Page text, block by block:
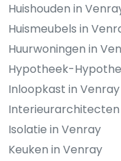
Huishouden in
Huismeubels in
Huurwoningen in
Hypotheek-
Inloopkast in Venray
Interieurarchitecten
Isolatie in Venray
Keuken in Venray